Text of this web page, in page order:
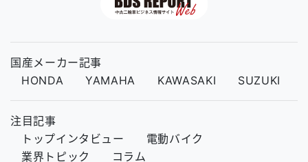
国産メーカー記事
HONDA
YAMAHA KAWASAKI SUZUKI
注目記事
トップインタビュー
電動バイク
業界トピック
コラム